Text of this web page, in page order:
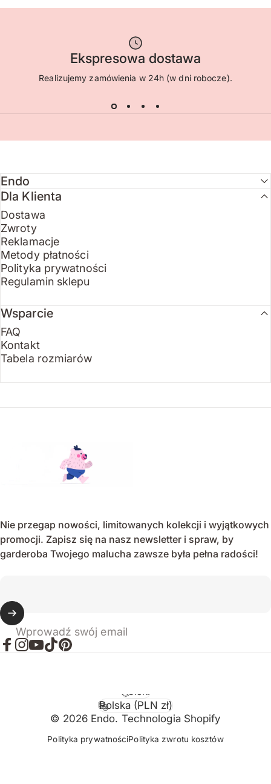
Ekspresowa dostawa
Realizujemy zamówienia w 24h (w dni robocze).
Endo
Dla Klienta
Dostawa
Zwroty
Reklamacje
Metody płatności
Polityka prywatności
Regulamin sklepu
Wsparcie
FAQ
Kontakt
Tabela rozmiarów
Nie przegap nowości, limitowanych kolekcji i wyjątkowych
promocji. Zapisz się na nasz newsletter i spraw, by
garderoba Twojego malucha zawsze była pełna radości!
Wprowadź swój email
© 2026 Endo. Technologia Shopify
Polityka prywatnościPolityka zwrotu kosztów
Język
Polski
Kraj/region
Polska (PLN zł)